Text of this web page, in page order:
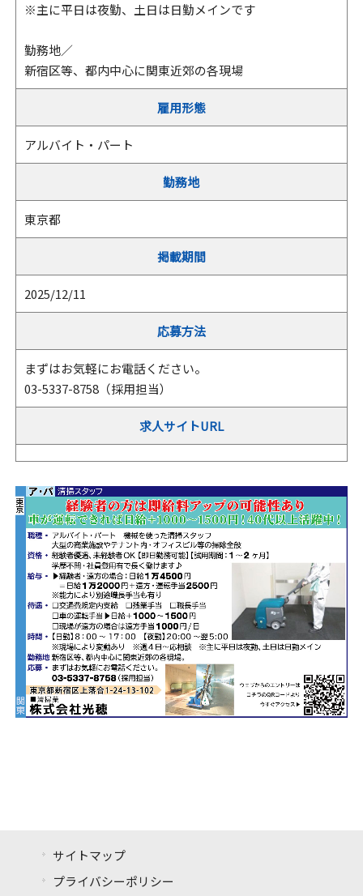
※主に平日は夜勤、土日は日勤メインです
勤務地／
新宿区等、都内中心に関東近郊の各現場
雇用形態
アルバイト・パート
勤務地
東京都
掲載期間
2025/12/11
応募方法
まずはお気軽にお電話ください。
03-5337-8758（採用担当）
求人サイトURL
サイトマップ
プライバシーポリシー